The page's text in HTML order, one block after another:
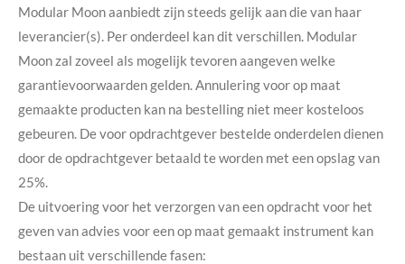
Modular Moon aanbiedt zijn steeds gelijk aan die van haar
leverancier(s). Per onderdeel kan dit verschillen. Modular
Moon zal zoveel als mogelijk tevoren aangeven welke
garantievoorwaarden gelden. Annulering voor op maat
gemaakte producten kan na bestelling niet meer kosteloos
gebeuren. De voor opdrachtgever bestelde onderdelen dienen
door de opdrachtgever betaald te worden met een opslag van
25%.
De uitvoering voor het verzorgen van een opdracht voor het
geven van advies voor een op maat gemaakt instrument kan
bestaan uit verschillende fasen: